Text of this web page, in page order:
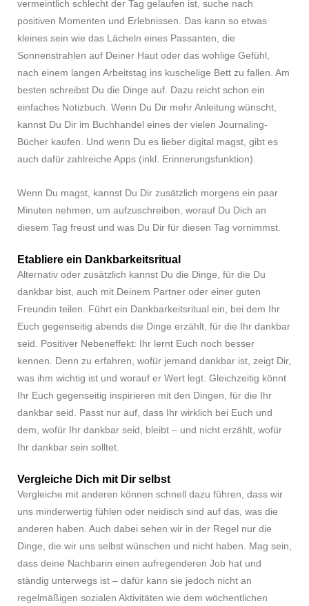
vermeintlich schlecht der Tag gelaufen ist, suche nach
positiven Momenten und Erlebnissen. Das kann so etwas
kleines sein wie das Lächeln eines Passanten, die
Sonnenstrahlen auf Deiner Haut oder das wohlige Gefühl,
nach einem langen Arbeitstag ins kuschelige Bett zu fallen. Am
besten schreibst Du die Dinge auf. Dazu reicht schon ein
einfaches Notizbuch. Wenn Du Dir mehr Anleitung wünscht,
kannst Du Dir im Buchhandel eines der vielen Journaling-
Bücher kaufen. Und wenn Du es lieber digital magst, gibt es
auch dafür zahlreiche Apps (inkl. Erinnerungsfunktion).
Wenn Du magst, kannst Du Dir zusätzlich morgens ein paar
Minuten nehmen, um aufzuschreiben, worauf Du Dich an
diesem Tag freust und was Du Dir für diesen Tag vornimmst.
Etabliere ein Dankbarkeitsritual
Alternativ oder zusätzlich kannst Du die Dinge, für die Du
dankbar bist, auch mit Deinem Partner oder einer guten
Freundin teilen. Führt ein Dankbarkeitsritual ein, bei dem Ihr
Euch gegenseitig abends die Dinge erzählt, für die Ihr dankbar
seid. Positiver Nebeneffekt: Ihr lernt Euch noch besser
kennen. Denn zu erfahren, wofür jemand dankbar ist, zeigt Dir,
was ihm wichtig ist und worauf er Wert legt. Gleichzeitig könnt
Ihr Euch gegenseitig inspirieren mit den Dingen, für die Ihr
dankbar seid. Passt nur auf, dass Ihr wirklich bei Euch und
dem, wofür Ihr dankbar seid, bleibt – und nicht erzählt, wofür
Ihr dankbar sein solltet.
Vergleiche Dich mit Dir selbst
Vergleiche mit anderen können schnell dazu führen, dass wir
uns minderwertig fühlen oder neidisch sind auf das, was die
anderen haben. Auch dabei sehen wir in der Regel nur die
Dinge, die wir uns selbst wünschen und nicht haben. Mag sein,
dass deine Nachbarin einen aufregenderen Job hat und
ständig unterwegs ist – dafür kann sie jedoch nicht an
regelmäßigen sozialen Aktivitäten wie dem wöchentlichen